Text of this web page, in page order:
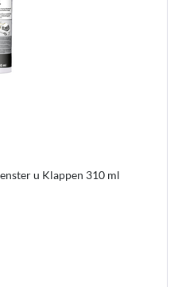
u Klappen 310 ml